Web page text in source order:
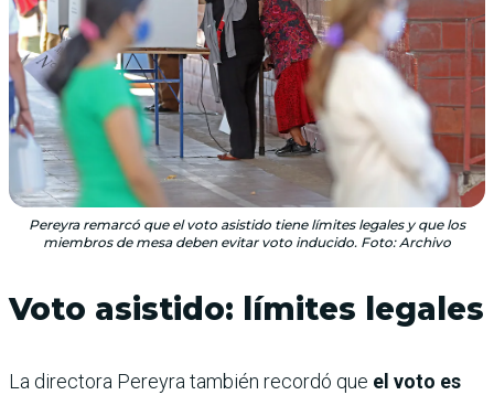
Pereyra remarcó que el voto asistido tiene límites legales y que los
miembros de mesa deben evitar voto inducido. Foto: Archivo
Voto asistido: límites legales
La directora Pereyra también recordó que el voto es